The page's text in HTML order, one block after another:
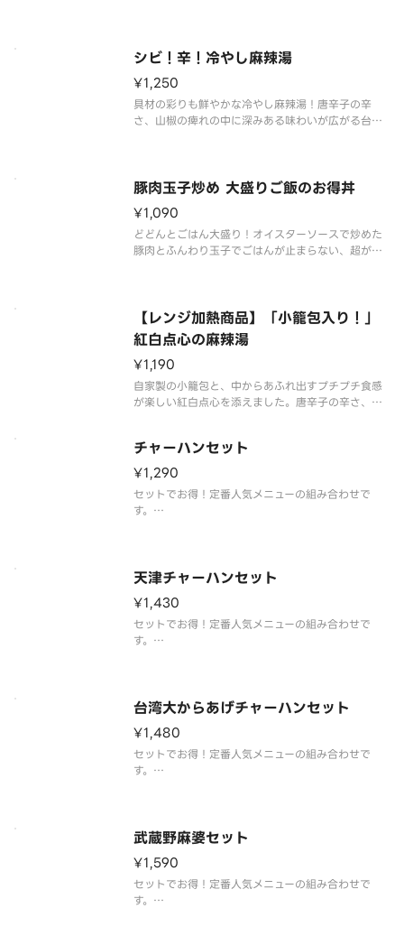
シビ！辛！冷やし麻辣湯
¥1,250
具材の彩りも鮮やかな冷やし麻辣湯！唐辛子の辛
さ、山椒の痺れの中に深みある味わいが広がる台湾
豚肉玉子炒め 大盛りご飯のお得丼
¥1,090
どどんとごはん大盛り！オイスターソースで炒めた
豚肉とふんわり玉子でごはんが止まらない、超がっ
【レンジ加熱商品】「小籠包入り！」
紅白点心の麻辣湯
¥1,190
自家製の小籠包と、中からあふれ出すプチプチ食感
が楽しい紅白点心を添えました。唐辛子の辛さ、山
す。※ご家庭の電子レンジで加熱してお召し上がり
頂く商品です。●【レンジ加熱時間
チャーハンセット
¥1,290
セットでお得！定番人気メニューの組み合わせで
す。
天津チャーハンセット
¥1,430
セットでお得！定番人気メニューの組み合わせで
す。
台湾大からあげチャーハンセット
¥1,480
セットでお得！定番人気メニューの組み合わせで
す。
武蔵野麻婆セット
¥1,590
セットでお得！定番人気メニューの組み合わせで
す。